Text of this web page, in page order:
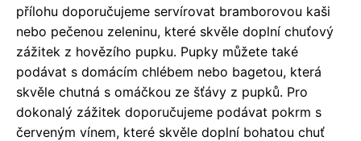
přílohu doporučujeme servírovat bramborovou kaši
nebo pečenou zeleninu, které skvěle doplní chuťový
zážitek z hovězího pupku. Pupky můžete také
podávat s domácím chlébem nebo bagetou, která
skvěle chutná s omáčkou ze šťávy z pupků. Pro
dokonalý zážitek doporučujeme podávat pokrm s
červeným vínem, které skvěle doplní bohatou chuť